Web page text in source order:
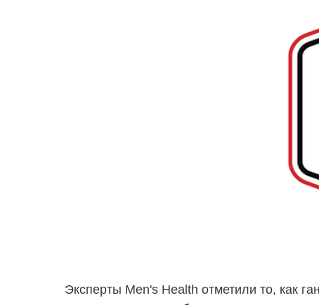
Эксперты Men's Health отметили то, как